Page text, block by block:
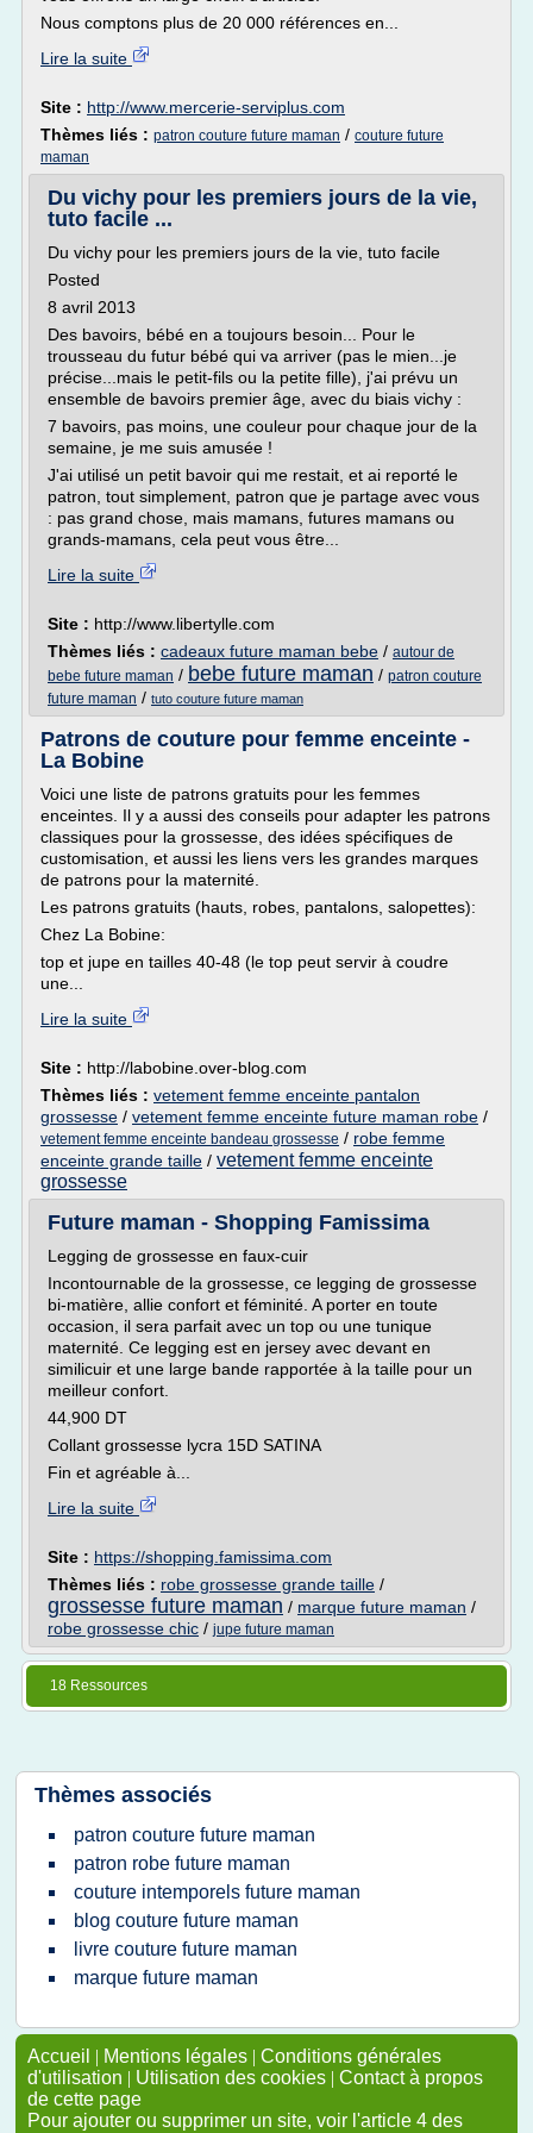
Nous comptons plus de 20 000 références en...
Lire la suite
Site : http://www.mercerie-serviplus.com
Thèmes liés : patron couture future maman / couture future
maman
Du vichy pour les premiers jours de la vie,
tuto facile ...
Du vichy pour les premiers jours de la vie, tuto facile
Posted
8 avril 2013
Des bavoirs, bébé en a toujours besoin... Pour le
trousseau du futur bébé qui va arriver (pas le mien...je
précise...mais le petit-fils ou la petite fille), j'ai prévu un
ensemble de bavoirs premier âge, avec du biais vichy :
7 bavoirs, pas moins, une couleur pour chaque jour de la
semaine, je me suis amusée !
J'ai utilisé un petit bavoir qui me restait, et ai reporté le
patron, tout simplement, patron que je partage avec vous
: pas grand chose, mais mamans, futures mamans ou
grands-mamans, cela peut vous être...
Lire la suite
Site : http://www.libertylle.com
Thèmes liés : cadeaux future maman bebe / autour de
bebe future maman / bebe future maman / patron couture
future maman / tuto couture future maman
Patrons de couture pour femme enceinte -
La Bobine
Voici une liste de patrons gratuits pour les femmes
enceintes. Il y a aussi des conseils pour adapter les patrons
classiques pour la grossesse, des idées spécifiques de
customisation, et aussi les liens vers les grandes marques
de patrons pour la maternité.
Les patrons gratuits (hauts, robes, pantalons, salopettes):
Chez La Bobine:
top et jupe en tailles 40-48 (le top peut servir à coudre
une...
Lire la suite
Site : http://labobine.over-blog.com
Thèmes liés : vetement femme enceinte pantalon
grossesse / vetement femme enceinte future maman robe /
vetement femme enceinte bandeau grossesse / robe femme
enceinte grande taille / vetement femme enceinte
grossesse
Future maman - Shopping Famissima
Legging de grossesse en faux-cuir
Incontournable de la grossesse, ce legging de grossesse
bi-matière, allie confort et féminité. A porter en toute
occasion, il sera parfait avec un top ou une tunique
maternité. Ce legging est en jersey avec devant en
similicuir et une large bande rapportée à la taille pour un
meilleur confort.
44,900 DT
Collant grossesse lycra 15D SATINA
Fin et agréable à...
Lire la suite
Site : https://shopping.famissima.com
Thèmes liés : robe grossesse grande taille /
grossesse future maman / marque future maman /
robe grossesse chic / jupe future maman
18 Ressources
Thèmes associés
patron couture future maman
patron robe future maman
couture intemporels future maman
blog couture future maman
livre couture future maman
marque future maman
Accueil | Mentions légales | Conditions générales
d'utilisation | Utilisation des cookies | Contact à propos
de cette page
Pour ajouter ou supprimer un site, voir l'article 4 des